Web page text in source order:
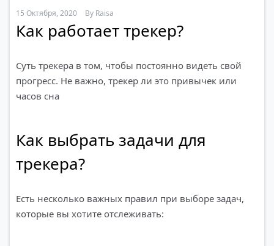
15 Октября, 2020 By Raisa
Как работает трекер?
Суть трекера в том, чтобы постоянно видеть свой
прогресс. Не важно, трекер ли это привычек или
часов сна
Как выбрать задачи для
трекера?
Есть несколько важных правил при выборе задач,
которые вы хотите отслеживать: